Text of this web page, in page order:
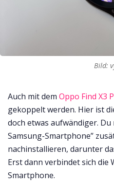
Bild:
Auch mit dem Oppo Find X3
gekoppelt werden. Hier ist
doch etwas aufwändiger.
Samsung-Smartphone”
nachinstallieren, darunter
Erst dann verbindet sich die
Smartphone.